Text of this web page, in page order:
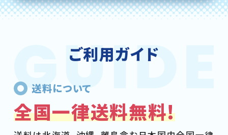
ご利用ガイド
送料について
全国一律送料無料!